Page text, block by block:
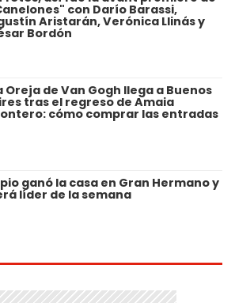
con Darío Barassi,
Aristarán, Verónica Llinás y
Bordón
Oreja de Van Gogh llega a Buenos
tras el regreso de Amaia
cómo comprar las entradas
ganó la casa en Gran Hermano y
líder de la semana